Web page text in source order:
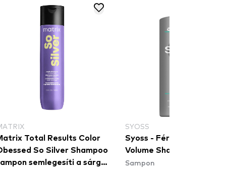
Total Results Color
So Silver Shampoo
semlegesíti a sárgás
SYOSS
Syoss - Férfi sampon -
Volume Shampoo
Sampon